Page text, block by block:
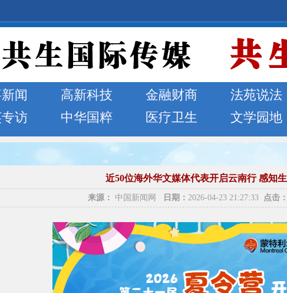
闻 高新科技 金融财商 法苑说法
访 中华国粹 医疗卫生 文学园地
近50位海外华文媒体代表开启云南行 感知
来源： 中国新闻网 日期： 2026-04-23 21:27:33 点击：